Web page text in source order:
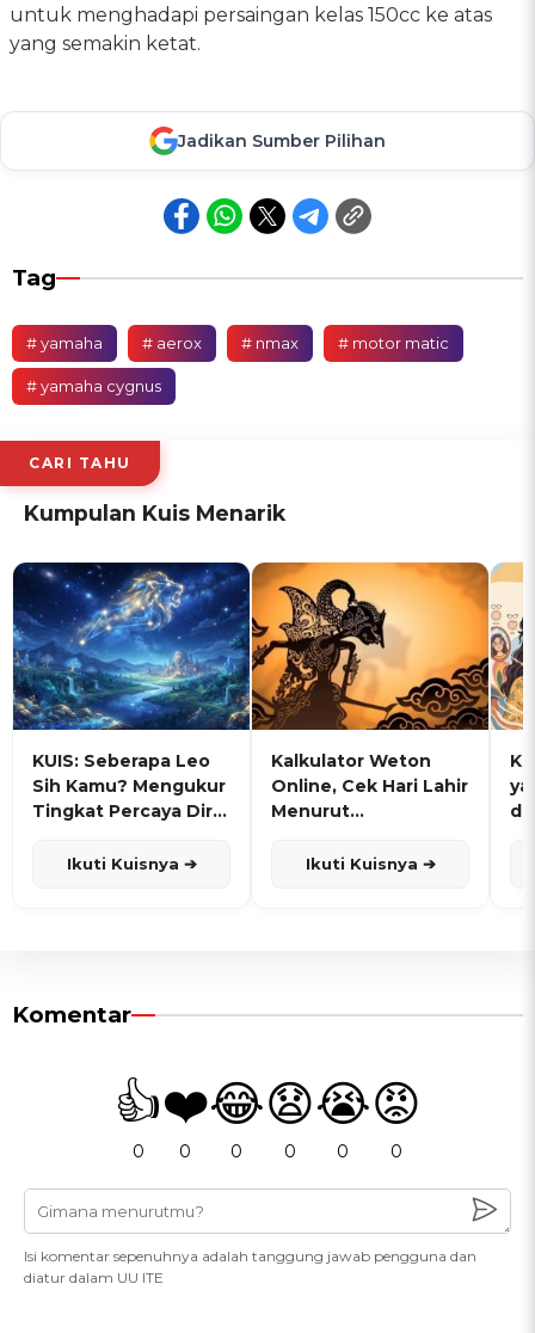
untuk menghadapi persaingan kelas 150cc ke atas
yang semakin ketat.
Jadikan Sumber Pilihan
Tag
# yamaha # aerox # nmax # motor matic
# yamaha cygnus
CARI TAHU
Kumpulan Kuis Menarik
KUIS: Seberapa Leo
Sih Kamu? Mengukur
Tingkat Percaya Diri
Ikuti Kuisnya ➔
Kalkulator Weton
Online, Cek Hari Lahir
Menurut
Ikuti Kuisnya ➔
Komentar
👍
0
❤️
0
😂
0
😧
0
😭
0
😡
0
Isi komentar sepenuhnya adalah tanggung jawab pengguna dan
diatur dalam UU ITE